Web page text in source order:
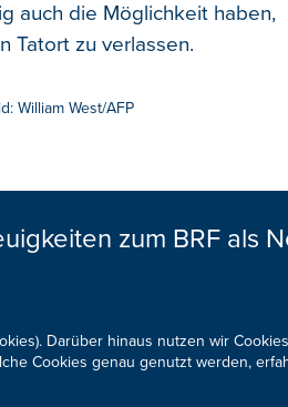
auch die Möglichkeit haben,
Tatort zu verlassen.
William West/AFP
zum BRF als
Darüber hinaus nutzen wir
Cookies genau genutzt werden,